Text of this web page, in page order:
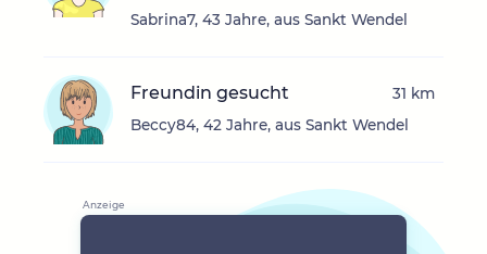
Sabrina7, 43 Jahre, aus Sankt Wendel
Freundin gesucht
Beccy84, 42 Jahre, aus Sankt Wendel
31 km